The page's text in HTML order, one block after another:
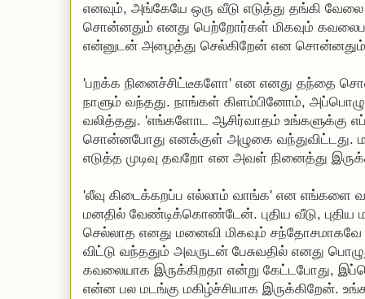
எனவும், அங்கேயே ஒரு வீடு எடுத்து தங்கி
சொன்னதும் எனது பெற்றோர்கள் மிகவும்
என்னுடன் அழைத்து செல்கிறேன் என
'பறக்க நினைச்சிட்டீகளோ' என எனது தந்தை
நாளும் வந்தது. நாங்கள் கிளம்பினோம்,
வலித்தது. 'எங்களோட ஆசிர்வாதம் உங்களுக்கு
சொன்னபோது எனக்குள் அழுகை
எடுத்த முடிவு தவறோ என அவள் நினைத்து
'லீவு கிடைக்கறப்ப எல்லாம் வாங்க' என எங்களை
மனதில் வேண்டிக்கொண்டேன். புதிய வீடு, புதிய
செல்லாத எனது மனைவி மிகவும்
விட்டு வந்ததும் அவருடன் பேசுவதில் எனது
கவலையாக இருக்கிறதா என்று கேட்டபோது,
என்ன பல மடங்கு மகிழ்ச்சியாக இருக்கிறேன்.